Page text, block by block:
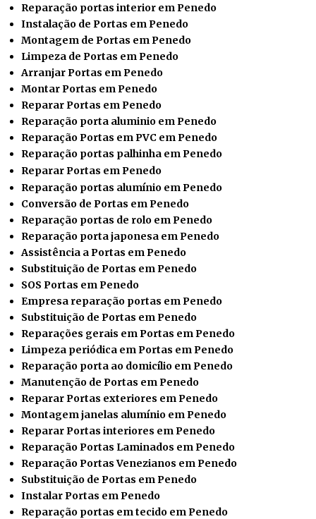
Reparação portas interior em Penedo
Instalação de Portas em Penedo
Montagem de Portas em Penedo
Limpeza de Portas em Penedo
Arranjar Portas em Penedo
Montar Portas em Penedo
RepararPortas em Penedo
Reparação porta aluminio em Penedo
Reparação Portas em PVC em Penedo
Reparação portas palhinha em Penedo
Reparar Portas em Penedo
Reparação portas alumínio em Penedo
Conversão de Portas em Penedo
Reparação portas de rolo em Penedo
Reparação porta japonesa em Penedo
Assistência a Portas em Penedo
Substituição de Portas em Penedo
SOS Portas em Penedo
Empresa reparação portas em Penedo
Substituição de Portas em Penedo
Reparações gerais em Portas em Penedo
Limpeza periódica em Portas em Penedo
Reparação porta ao domicílio em Penedo
Manutenção de Portas em Penedo
Reparar Portas exteriores em Penedo
Montagem janelas alumínio em Penedo
Reparar Portas interiores em Penedo
Reparação Portas Laminados em Penedo
Reparação Portas Venezianos em Penedo
Substituição de Portas em Penedo
InstalarPortas em Penedo
Reparação portas em tecido em Penedo